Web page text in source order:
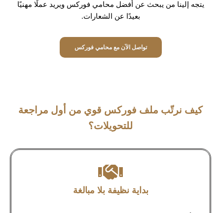
يتجه إلينا من يبحث عن أفضل محامي فوركس ويريد عملًا مهنيًا
بعيدًا عن الشعارات.
تواصل الآن مع محامي فوركس
كيف نرتّب ملف فوركس قوي من أول مراجعة
للتحويلات؟
بداية نظيفة بلا مبالغة